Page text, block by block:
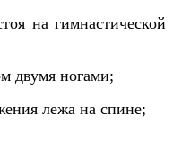
на гимнастической
двумя ногами;
лежа на спине;